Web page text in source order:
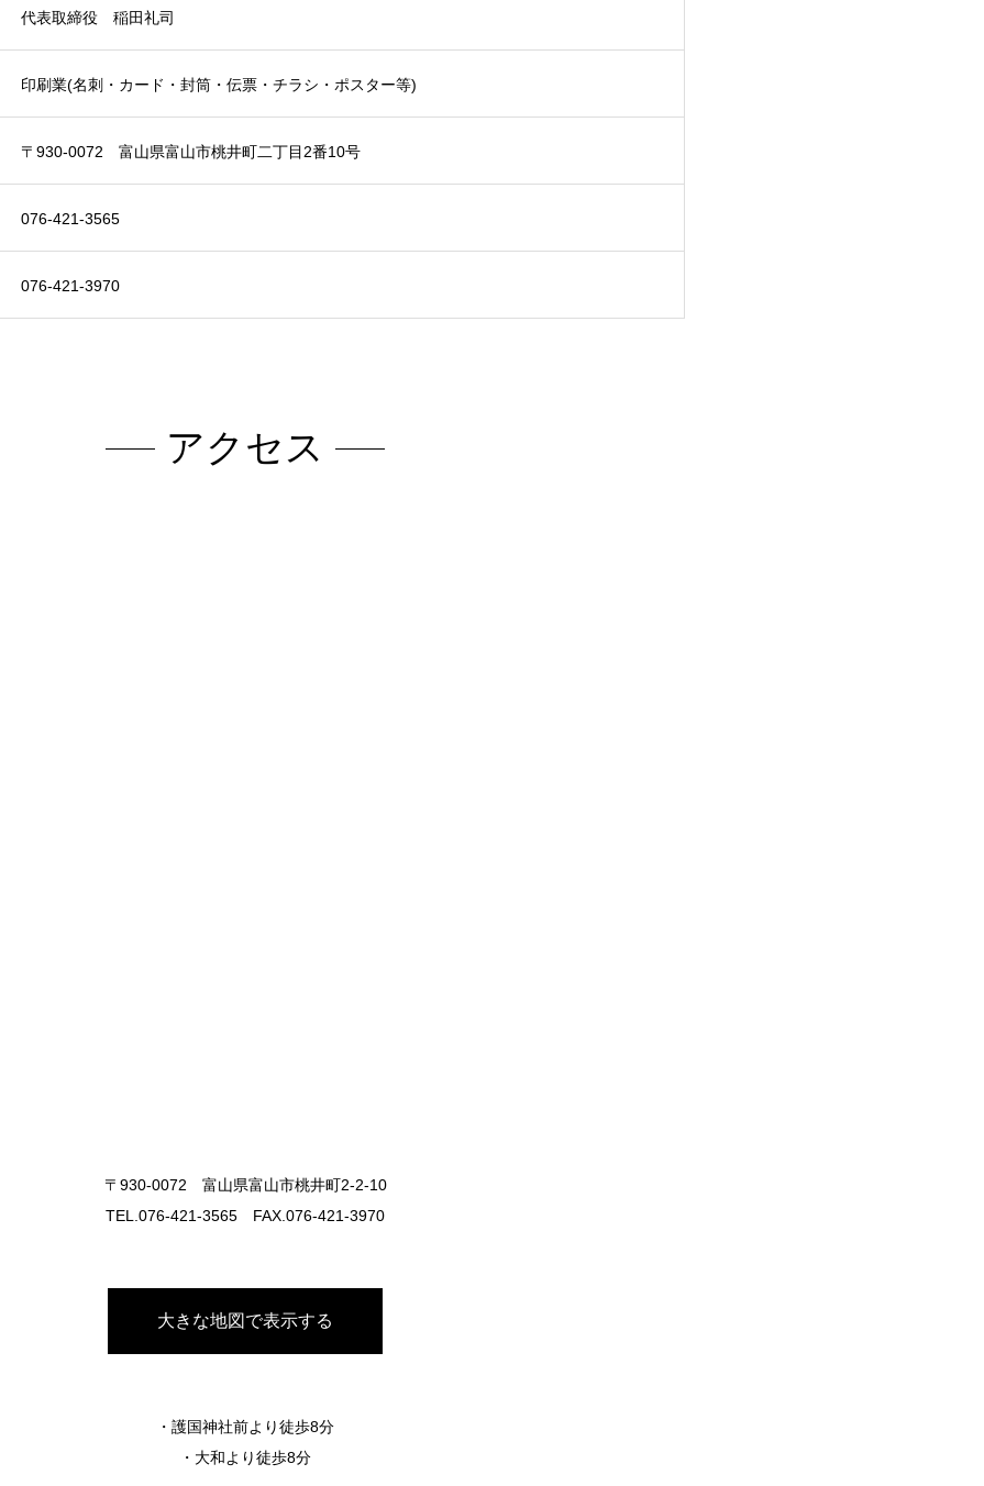
代表取締役 稲田礼司
印刷業(名刺・カード・封筒・伝票・チラシ・ポスター等)
〒930-0072 富山県富山市桃井町二丁目2番10号
076-421-3565
076-421-3970
アクセス
〒930-0072 富山県富山市桃井町2-2-10
TEL.076-421-3565 FAX.076-421-3970
大きな地図で表示する
・護国神社前より徒歩8分
・大和より徒歩8分